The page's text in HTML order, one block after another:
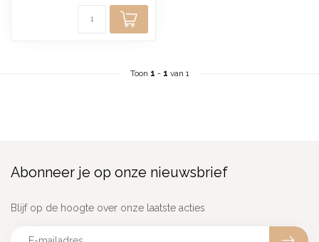
Toon 1 - 1 van 1
Abonneer je op onze nieuwsbrief
Blijf op de hoogte over onze laatste acties